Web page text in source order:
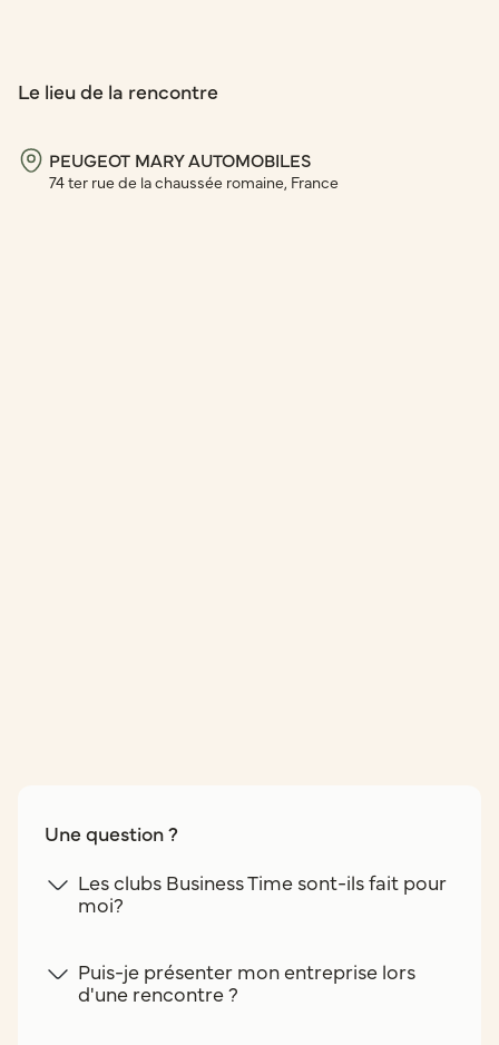
Le lieu de la rencontre
PEUGEOT MARY AUTOMOBILES
74 ter rue de la chaussée romaine, France
Une question ?
Les clubs Business Time sont-ils fait pour
moi?
Puis-je présenter mon entreprise lors
d'une rencontre ?